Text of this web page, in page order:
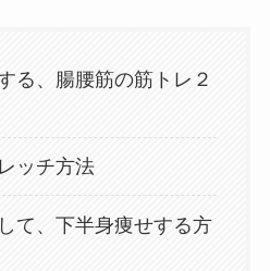
る、腸腰筋の筋トレ２
ッチ方法
て、下半身痩せする方